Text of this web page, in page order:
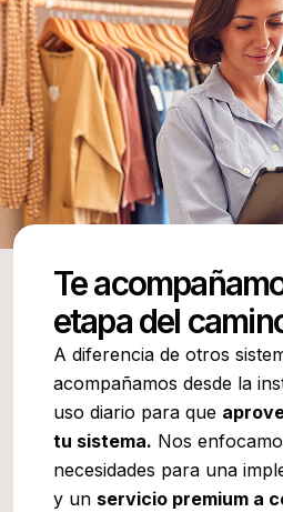
Te
etapa del
A diferencia de otros
acompañamos desde la
uso diario para que
tu sistema. Nos
necesidades para una
y un servicio premium a